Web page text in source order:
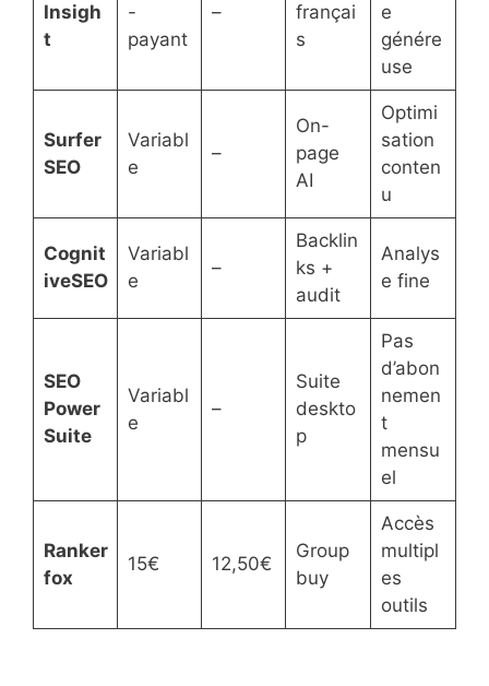
Insigh
t
-
payant
–
françai
s
e
génére
use
Surfer
SEO
Variabl
e
–
On-
page
AI
Optimi
sation
conten
u
Cognit
iveSEO
Variabl
e
–
Backlin
ks +
audit
Analys
e fine
SEO
Power
Suite
Variabl
e
–
Suite
deskto
p
Pas
d’abon
nemen
t
mensu
el
Ranker
fox
15€ 12,50€
Group
buy
Accès
multipl
es
outils